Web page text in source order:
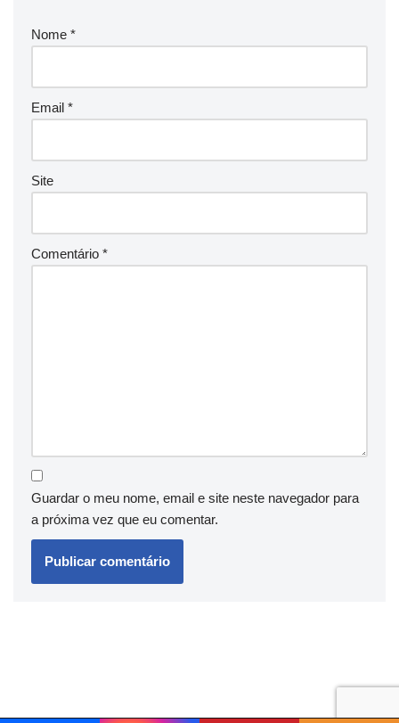
Nome *
Email *
Site
Comentário *
Guardar o meu nome, email e site neste navegador para
a próxima vez que eu comentar.